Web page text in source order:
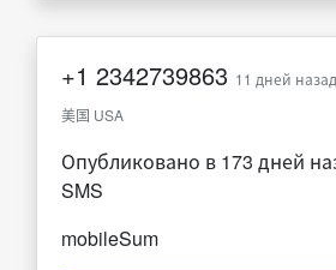
+1 2342739863 11 дней
美国 USA
Опубликовано в 173 дней
SMS
mobileSum